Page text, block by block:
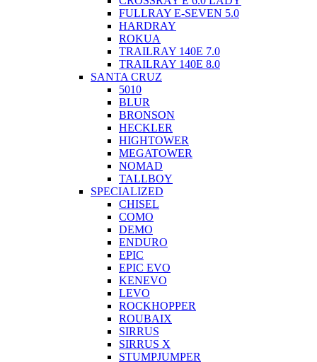
FULLRAY E-SEVEN 5.0
HARDRAY
ROKUA
TRAILRAY 140E 7.0
TRAILRAY 140E 8.0
SANTA CRUZ
5010
BLUR
BRONSON
HECKLER
HIGHTOWER
MEGATOWER
NOMAD
TALLBOY
SPECIALIZED
CHISEL
COMO
DEMO
ENDURO
EPIC
EPIC EVO
KENEVO
LEVO
ROCKHOPPER
ROUBAIX
SIRRUS
SIRRUS X
STUMPJUMPER